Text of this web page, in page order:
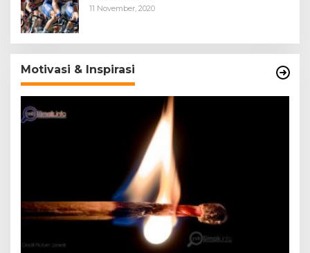
11 November, 2020
Motivasi & Inspirasi